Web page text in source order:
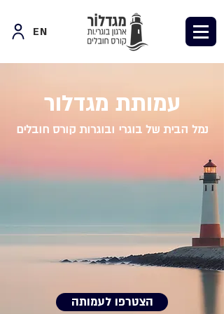
EN
עמותת מגדלור
נמל הבית של בוגרי ובוגרות קורס חובלים
הצטרפו לעמותה